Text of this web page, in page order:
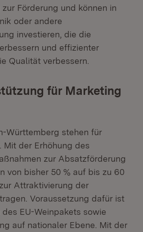
Förderung und können in
oder andere
investieren, die die
und effizienter
Qualität verbessern.
für Marketing
Württemberg stehen für
Mit der Erhöhung des
zur Absatzförderung
von bisher 50 % auf bis zu 60
Attraktivierung der
Voraussetzung dafür ist
EU-Weinpakets sowie
auf nationaler Ebene. Mit der